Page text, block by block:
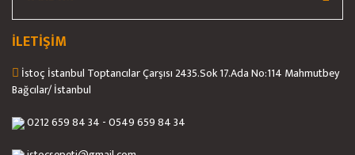
İLETİŞİM
İstoç İstanbul Toptancılar Çarşısı 2435.Sok 17.Ada No:114 Mahmutbey
Bağcılar/ İstanbul
0212 659 84 34 - 0549 659 84 34